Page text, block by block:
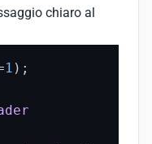
chiaro al
1 );